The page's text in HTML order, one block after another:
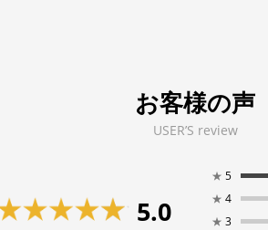
お客様の声
USER’S review
5.0
★ 5
★ 4
★ 3